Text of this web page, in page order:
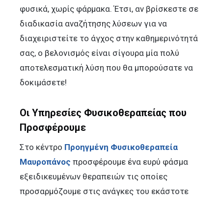
φυσικά, χωρίς φάρμακα. Έτσι, αν βρίσκεστε σε
διαδικασία αναζήτησης λύσεων για να
διαχειριστείτε το άγχος στην καθημερινότητά
σας, ο βελονισμός είναι σίγουρα μία πολύ
αποτελεσματική λύση που θα μπορούσατε να
δοκιμάσετε!
Οι Υπηρεσίες Φυσικοθεραπείας που
Προσφέρουμε
Στο κέντρο Προηγμένη Φυσικοθεραπεία
Μαυροπάνος προσφέρουμε ένα ευρύ φάσμα
εξειδικευμένων θεραπειών τις οποίες
προσαρμόζουμε στις ανάγκες του εκάστοτε